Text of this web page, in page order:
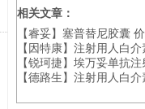
相关文章：
【睿妥】塞普替尼胶囊
【因特康】注射用人白
【锐珂捷】埃万妥单抗
【德路生】注射用人白